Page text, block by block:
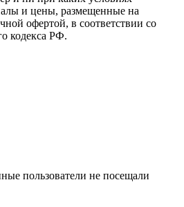
i
пару
будете в
вы
это
и цены, размещенные на
офертой, в соответствии со
кодекса РФ.
пользователи не посещали